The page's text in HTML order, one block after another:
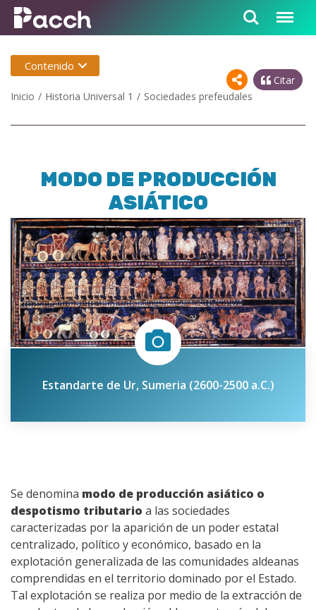
Citar
Inicio
Historia Universal 1 Sociedades prefeudales
Contenido
MODO DE PRODUCCIÓN
ASIÁTICO
Estandarte de Ur, Sumeria (2600-2500 a.C.)
Se denomina modo de producción asiático o
despotismo tributario a las sociedades
caracterizadas por la aparición de un poder estatal
centralizado, político y económico, basado en la
explotación generalizada de las comunidades aldeanas
comprendidas en el territorio dominado por el Estado.
Tal explotación se realiza por medio de la extracción de